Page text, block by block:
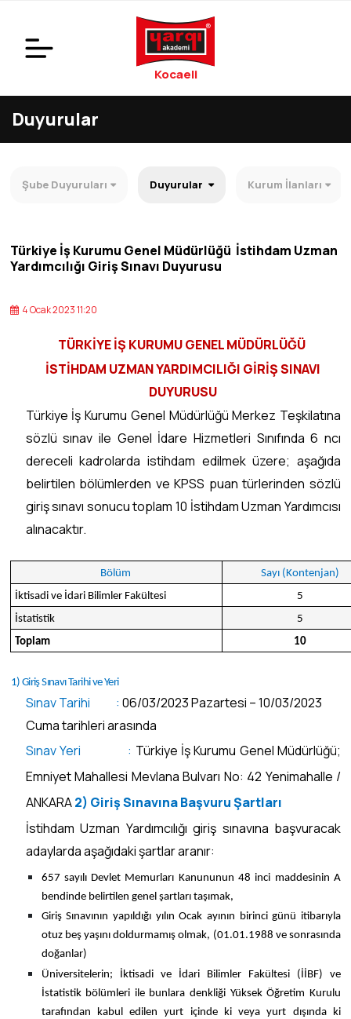
Kocaeli
Duyurular
Şube Duyuruları Duyurular Kurum İlanları
Türkiye İş Kurumu Genel Müdürlüğü İstihdam Uzman
Yardımcılığı Giriş Sınavı Duyurusu
4 Ocak 2023 11:20
TÜRKİYE İŞ KURUMU GENEL MÜDÜRLÜĞÜ
İSTİHDAM UZMAN YARDIMCILIĞI GİRİŞ SINAVI
DUYURUSU
Türkiye İş Kurumu Genel Müdürlüğü Merkez Teşkilatına
sözlü sınav ile Genel İdare Hizmetleri Sınıfında 6 ncı
dereceli kadrolarda istihdam edilmek üzere; aşağıda
belirtilen bölümlerden ve KPSS puan türlerinden sözlü
giriş sınavı sonucu toplam 10 İstihdam Uzman Yardımcısı
alınacaktır.
Bölüm
Sayı (Kontenjan)
İktisadi ve İdari Bilimler Fakültesi
5
İstatistik
5
Toplam
10
1) Giriş Sınavı Tarihi ve Yeri
Sınav Tarihi : 06/03/2023 Pazartesi – 10/03/2023
Cuma tarihleri arasında
Sınav Yeri : Türkiye İş Kurumu Genel Müdürlüğü;
Emniyet Mahallesi Mevlana Bulvarı No: 42 Yenimahalle /
ANKARA2) Giriş Sınavına Başvuru Şartları
İstihdam Uzman Yardımcılığı giriş sınavına başvuracak
adaylarda aşağıdaki şartlar aranır:
657 sayılı Devlet Memurları Kanununun 48 inci maddesinin A
bendinde belirtilen genel şartları taşımak,
Giriş Sınavının yapıldığı yılın Ocak ayının birinci günü itibarıyla
otuz beş yaşını doldurmamış olmak, (01.01.1988 ve sonrasında
doğanlar)
Üniversitelerin; İktisadi ve İdari Bilimler Fakültesi (İİBF) ve
İstatistik bölümleri ile bunlara denkliği Yüksek Öğretim Kurulu
tarafından kabul edilen yurt içinde ki veya yurt dışında ki